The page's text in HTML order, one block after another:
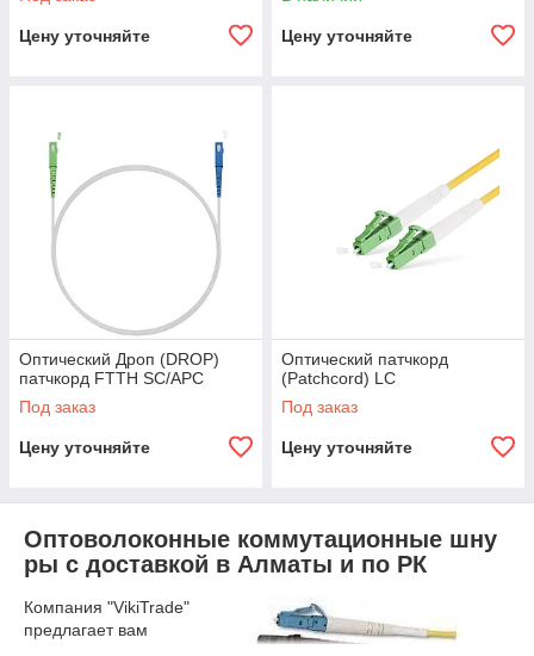
Цену уточняйте Цену уточняйте
Оптический Дроп (DROP)
патчкорд FTTH SC/APC
Под заказ
Цену уточняйте
Оптический патчкорд
(Patchcord) LC
Под заказ
Цену уточняйте
Оптоволоконные коммутационные шну
ры с доставкой в Алматы и по РК
Компания "VikiTrade"
предлагает вам